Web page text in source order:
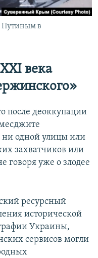
Путиным в
XXI века
после деоккупации
ни одной улицы или
захватчиков или
говоря уже о злодее
ресурсный
исторической
Украины,
сервисов могли